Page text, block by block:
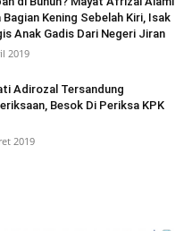
Bagian Kening Sebelah Kiri, Isak
Anak Gadis Dari Negeri Jiran
2019
Adirozal Tersandung
Besok Di Periksa KPK
2019